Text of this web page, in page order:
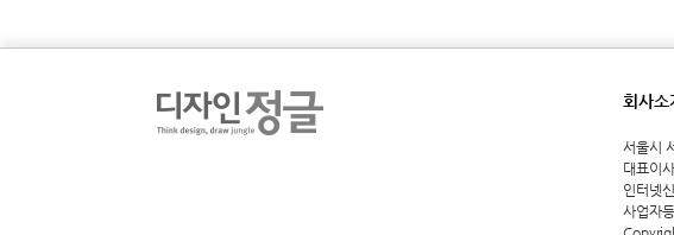
회사소
서울시
대표이
인터넷
사업자